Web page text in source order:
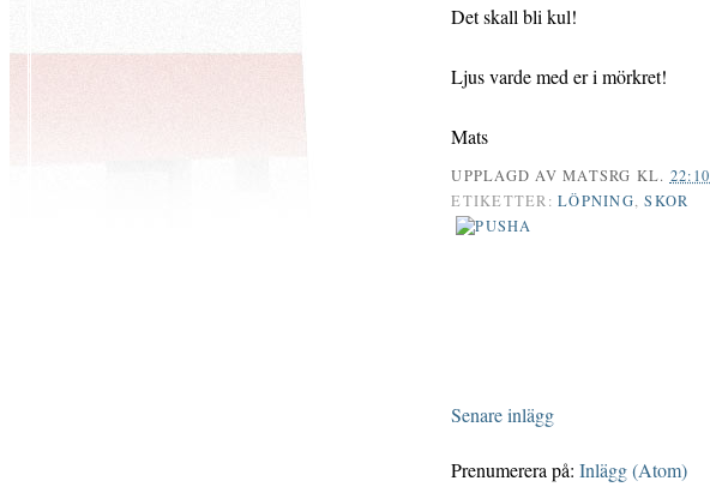
Det skall bli kul!
Ljus varde med er i mörkret!
Mats
UPPLAGD AVMATSRG KL. 22:10
ETIKETTER:LÖPNING,SKOR
Senare inlägg
Prenumerera på:Inlägg (Atom)